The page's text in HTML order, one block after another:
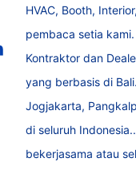
HVAC, Booth,
pembaca setia
Kontraktor dan
yang berbasis di
Jogjakarta,
di seluruh
bekerjasama atau